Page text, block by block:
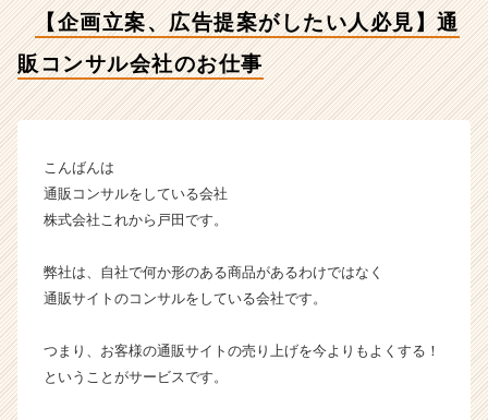
の
タ
イ
ベ
ン
ャ
ー・
長
業
【企画立案、広告提案がしたい人必見】通
販コンサル会社のお仕事
こんばんは
通販コンサルをしている会社
株式会社これから戸田です。
弊社は、自社で何か形のある商品があるわけではなく
通販サイトのコンサルをしている会社です。
つまり、お客様の通販サイトの売り上げを今よりもよくする！
ということがサービスです。